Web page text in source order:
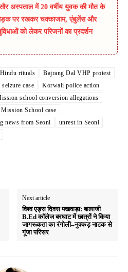
अस्पताल में 20 वर्षीय युवक की मौत के
पर रखकर चक्काजाम, एंबुलेंस और
को लेकर परिजनों का प्रदर्शन
rituals
Bajrang Dal VHP protest
case
Korwali police action
school conversion allegations
School case
news from Seoni
unrest in Seoni
Next article
विश्व एड्स दिवस पखवाड़ा: बालाजी
B.Ed कॉलेज बरघाट में छात्रों ने किया
जागरूकता का रंगोली–नुक्कड़ नाटक से
गूंजा परिसर